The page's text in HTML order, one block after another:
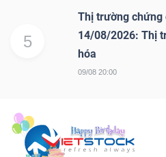
5
Thị trường chứng
14/08/2026: Thị
hóa
09/08 20:00